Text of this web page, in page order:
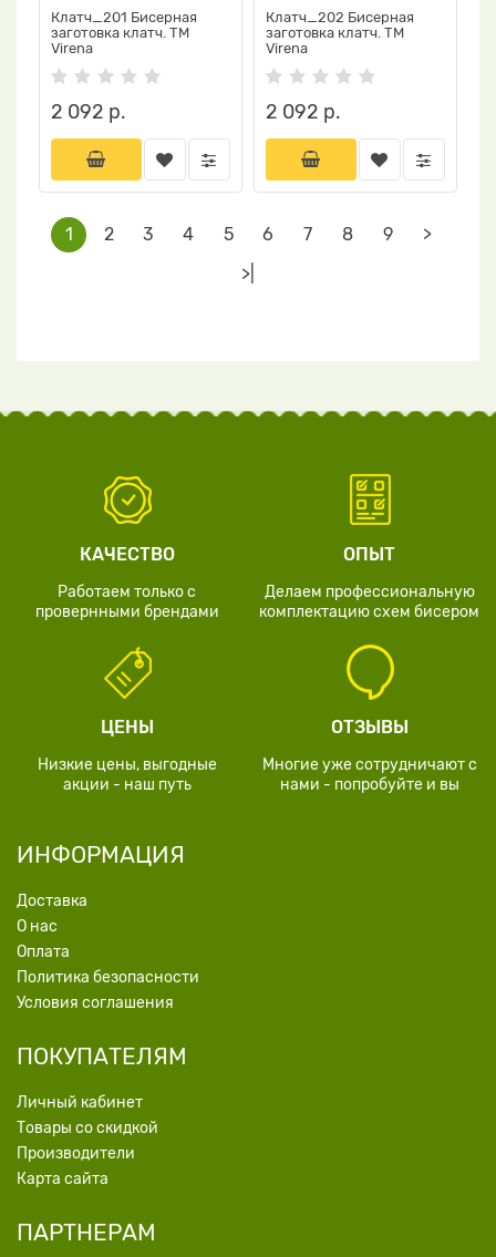
Клатч_201 Бисерная
заготовка клатч. ТМ
Virena
2 092 р.
Клатч_202 Бисерная
заготовка клатч. ТМ
Virena
2 092 р.
1 2 3 4 5 6 7 8 9
>
>|
КАЧЕСТВО
Работаем только с
провернными брендами
ОПЫТ
Делаем профессиональную
комплектацию схем бисером
ЦЕНЫ
Низкие цены, выгодные
акции - наш путь
ОТЗЫВЫ
Многие уже сотрудничают с
нами - попробуйте и вы
ИНФОРМАЦИЯ
Доставка
О нас
Оплата
Политика безопасности
Условия соглашения
ПОКУПАТЕЛЯМ
Личный кабинет
Товары со скидкой
Производители
Карта сайта
ПАРТНЕРАМ